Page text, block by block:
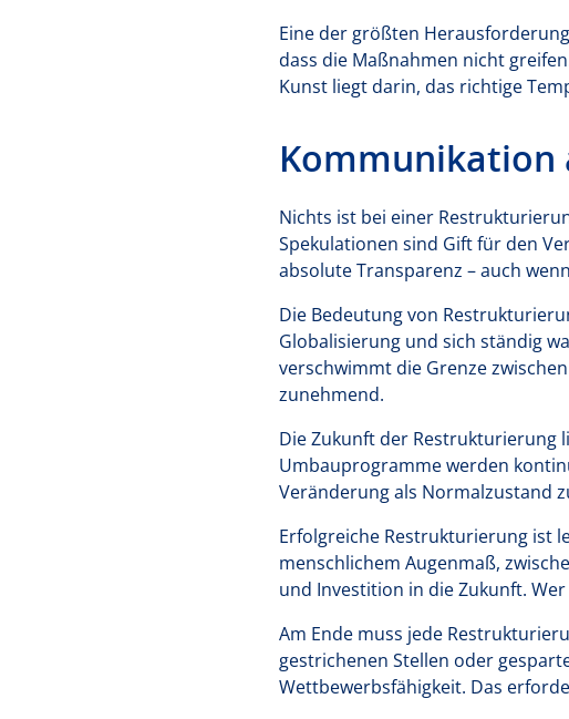
Eine der größten
dass die Maßnahmen nicht
Kunst liegt darin, das richtige
Kommunikation
Nichts ist bei einer
Spekulationen sind Gift für den
absolute Transparenz – auch
Die Bedeutung von
Globalisierung und sich ständig
verschwimmt die Grenze
zunehmend.
Die Zukunft der Restrukturierung
Umbauprogramme werden
Veränderung als Normalzustand
Erfolgreiche Restrukturierung ist
menschlichem Augenmaß,
und Investition in die Zukunft.
Am Ende muss jede
gestrichenen Stellen oder
Wettbewerbsfähigkeit. Das